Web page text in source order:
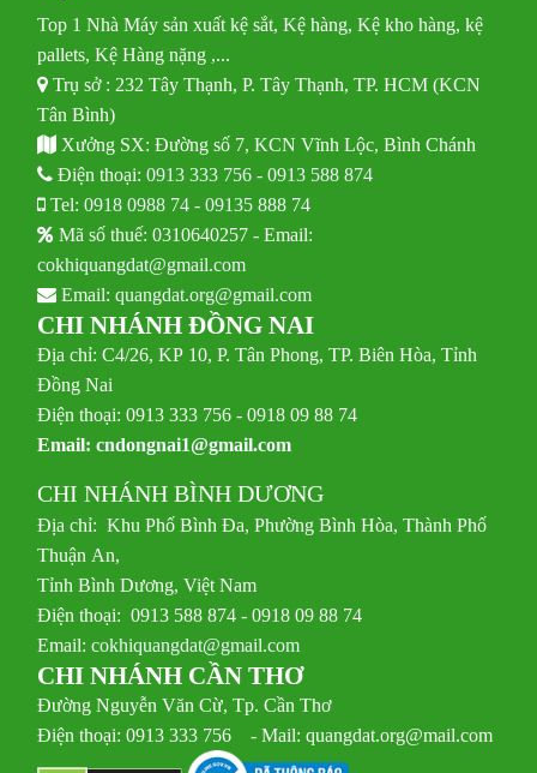
Top 1 Nhà Máy sản xuất kệ sắt, Kệ hàng, Kệ kho hàng, kệ
pallets, Kệ Hàng nặng ,...
Trụ sở : 232 Tây Thạnh, P. Tây Thạnh, TP. HCM (KCN
Tân Bình)
Xưởng SX: Đường số 7, KCN Vĩnh Lộc, Bình Chánh
Điện thoại:0913 333 756 -0913 588 874
Tel:0918 0988 74 -09135 888 74
Mã số thuế: 0310640257 - Email:
cokhiquangdat@gmail.com
Email:quangdat.org@gmail.com
CHI NHÁNH ĐỒNG NAI
Địa chỉ: C4/26, KP 10, P. Tân Phong, TP. Biên Hòa, Tỉnh
Đồng Nai
Điện thoại: 0913 333 756 - 0918 09 88 74
Email:cndongnai1@gmail.com
CHI NHÁNH BÌNH DƯƠNG
Địa chỉ: Khu Phố Bình Đa, Phường Bình Hòa, Thành Phố
Thuận An,
Tỉnh Bình Dương, Việt Nam
Điện thoại: 0913 588 874 - 0918 09 88 74
Email:cokhiquangdat@gmail.com
CHI NHÁNH CẦN THƠ
Đường Nguyễn Văn Cừ, Tp. Cần Thơ
Điện thoại: 0913 333 756 - Mail: quangdat.org@mail.com